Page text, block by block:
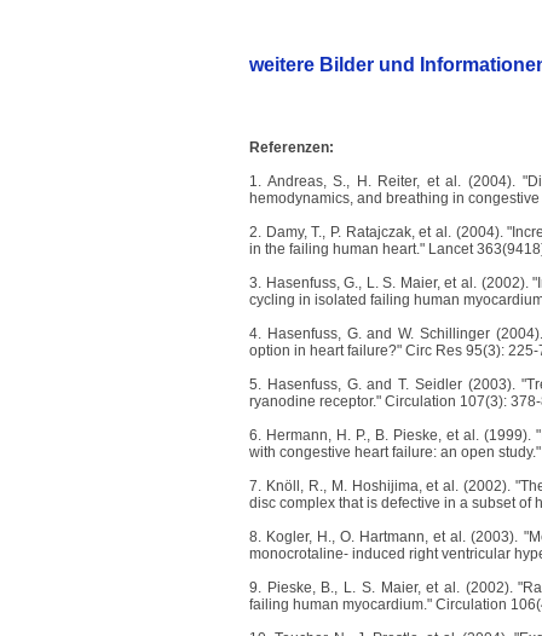
weitere Bilder und
Referenzen:
1. Andreas, S., H. Reiter, et al. (2004).
hemodynamics, and breathing in
2. Damy, T., P. Ratajczak, et al. (2004).
in the failing human heart." Lancet
3. Hasenfuss, G., L. S. Maier, et al. (2002).
cycling in isolated failing human
4. Hasenfuss, G. and W. Schillinger
option in heart failure?" Circ Res 95(3): 225-
5. Hasenfuss, G. and T. Seidler (2003).
ryanodine receptor." Circulation 107(3):
6. Hermann, H. P., B. Pieske, et al.
with congestive heart failure: an open
7. Knöll, R., M. Hoshijima, et al. (2002).
disc complex that is defective in a subset of
8. Kogler, H., O. Hartmann, et al. (2003).
monocrotaline- induced right ventricular
9. Pieske, B., L. S. Maier, et al. (2002).
failing human myocardium." Circulation